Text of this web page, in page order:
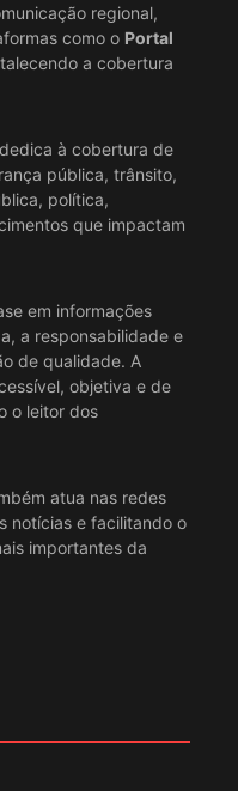
regional,
como o Portal
a cobertura
à cobertura de
pública, trânsito,
política,
que impactam
em informações
a responsabilidade e
de qualidade. A
objetiva e de
o leitor dos
atua nas redes
notícias e facilitando o
importantes da